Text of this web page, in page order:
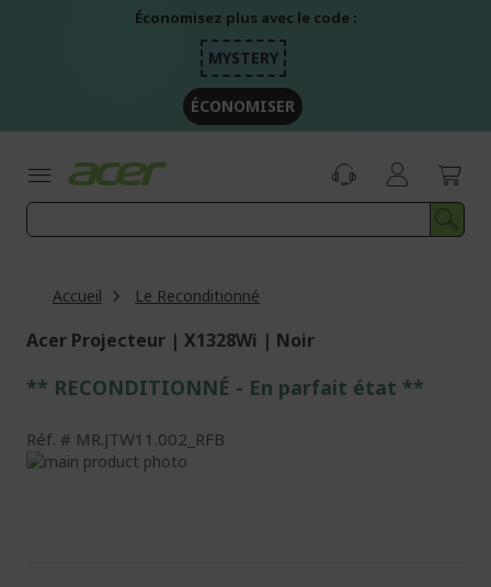
Économisez plus avec le code :
MYSTERY
ÉCONOMISER
Accueil Le Reconditionné
Acer Projecteur | X1328Wi | Noir
** RECONDITIONNÉ - En parfait état **
Réf. MR.JTW11.002_RFB
Passer